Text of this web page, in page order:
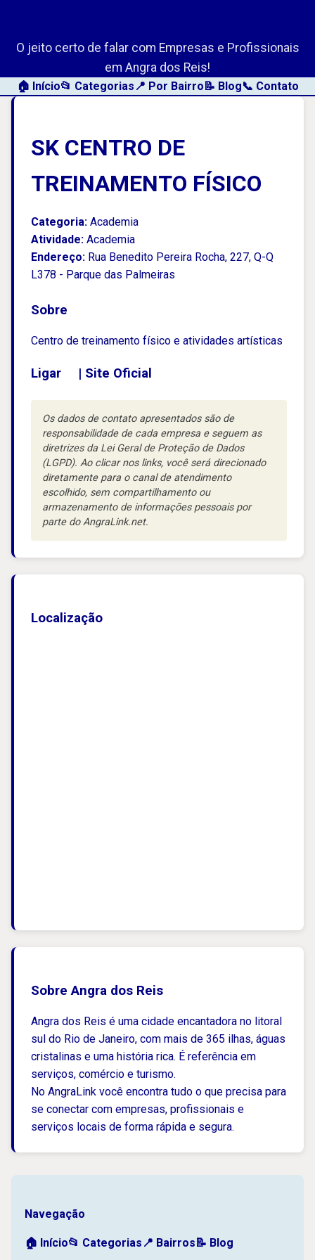
O jeito certo de falar com Empresas e Profissionais
em Angra dos Reis!
🏠 Início📂 Categorias 📍 Por Bairro📝 Blog📞 Contato
SK CENTRO DE
TREINAMENTO FÍSICO
Categoria: Academia
Atividade: Academia
Endereço: Rua Benedito Pereira Rocha, 227, Q-Q
L378 - Parque das Palmeiras
Sobre
Centro de treinamento físico e atividades artísticas
Ligar | Site Oficial
Os dados de contato apresentados são de
responsabilidade de cada empresa e seguem as
diretrizes da Lei Geral de Proteção de Dados
(LGPD). Ao clicar nos links, você será direcionado
diretamente para o canal de atendimento
escolhido, sem compartilhamento ou
armazenamento de informações pessoais por
parte do AngraLink.net.
Localização
Sobre Angra dos Reis
Angra dos Reis é uma cidade encantadora no litoral
sul do Rio de Janeiro, com mais de 365 ilhas, águas
cristalinas e uma história rica. É referência em
serviços, comércio e turismo.
No AngraLink você encontra tudo o que precisa para
se conectar com empresas, profissionais e
serviços locais de forma rápida e segura.
Navegação
🏠 Início📂 Categorias 📍 Bairros 📝 Blog